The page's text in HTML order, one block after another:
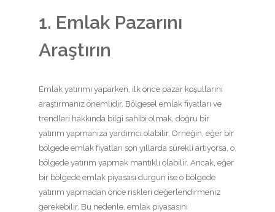
1. Emlak Pazarını
Araştırın
Emlak yatırımı yaparken, ilk önce pazar koşullarını
araştırmanız önemlidir. Bölgesel emlak fiyatları ve
trendleri hakkında bilgi sahibi olmak, doğru bir
yatırım yapmanıza yardımcı olabilir. Örneğin, eğer bir
bölgede emlak fiyatları son yıllarda sürekli artıyorsa, o
bölgede yatırım yapmak mantıklı olabilir. Ancak, eğer
bir bölgede emlak piyasası durgun ise o bölgede
yatırım yapmadan önce riskleri değerlendirmeniz
gerekebilir. Bu nedenle, emlak piyasasını